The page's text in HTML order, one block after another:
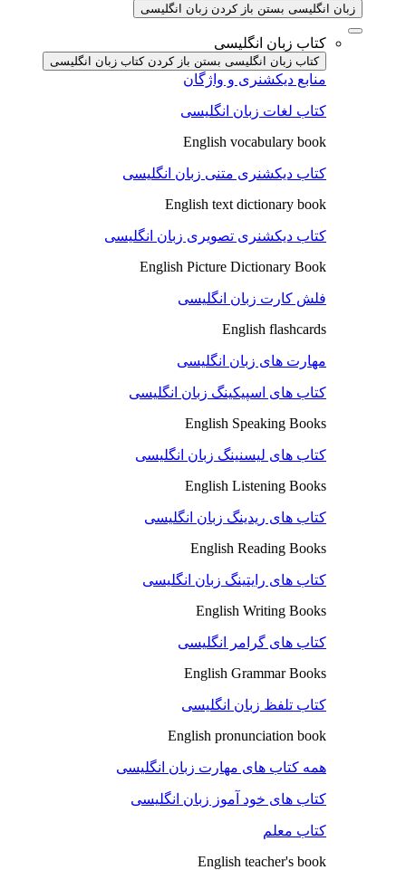
زبان انگلیسی بستن باز کردن زبان انگلیسی
کتاب زبان انگلیسی
کتاب زبان انگلیسی بستن باز کردن کتاب زبان انگلیسی
منابع دیکشنری و واژگان
کتاب لغات زبان انگلیسی
English vocabulary book
کتاب دیکشنری متنی زبان انگلیسی
English text dictionary book
کتاب دیکشنری تصویری زبان انگلیسی
English Picture Dictionary Book
فلش کارت زبان انگلیسی
English flashcards
مهارت های زبان انگلیسی
کتاب های اسپیکینگ زبان انگلیسی
English Speaking Books
کتاب های لیسنینگ زبان انگلیسی
English Listening Books
کتاب های ریدینگ زبان انگلیسی
English Reading Books
کتاب های رایتینگ زبان انگلیسی
English Writing Books
کتاب های گرامر انگلیسی
English Grammar Books
کتاب تلفظ زبان انگلیسی
English pronunciation book
همه کتاب های مهارت زبان انگلیسی
کتاب های خود آموز زبان انگلیسی
کتاب معلم
English teacher's book